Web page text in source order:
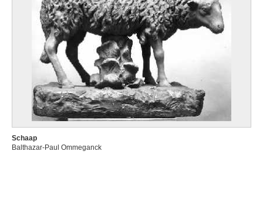
Schaap
Balthazar-Paul Ommeganck